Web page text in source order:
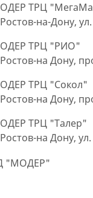
ТРЦ
Ростов-на-Дону,
ТРЦ "РИО"
Ростов-на Дону,
ТРЦ "Сокол"
Ростов-на Дону,
ТРЦ "Талер"
на Дону,
"МОДЕР"